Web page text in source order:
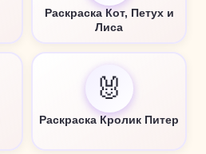
Раскраска Кот, Петух и
Лиса
🐰
Раскраска Кролик Питер